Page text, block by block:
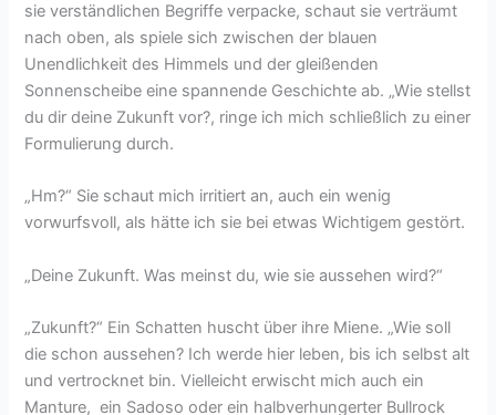
sie verständlichen Begriffe verpacke, schaut sie verträumt
nach oben, als spiele sich zwischen der blauen
Unendlichkeit des Himmels und der gleißenden
Sonnenscheibe eine spannende Geschichte ab. „Wie stellst
du dir deine Zukunft vor?, ringe ich mich schließlich zu einer
Formulierung durch.
„Hm?“ Sie schaut mich irritiert an, auch ein wenig
vorwurfsvoll, als hätte ich sie bei etwas Wichtigem gestört.
„Deine Zukunft. Was meinst du, wie sie aussehen wird?“
„Zukunft?“ Ein Schatten huscht über ihre Miene. „Wie soll
die schon aussehen? Ich werde hier leben, bis ich selbst alt
und vertrocknet bin. Vielleicht erwischt mich auch ein
Manture, ein Sadoso oder ein halbverhungerter Bullrock